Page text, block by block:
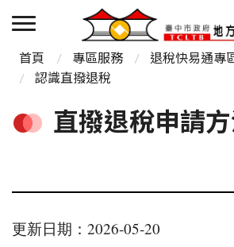
首頁 專區服務
退稅快易通專
認識直撥退稅
直撥退稅申請
更新日期：2026-05-20